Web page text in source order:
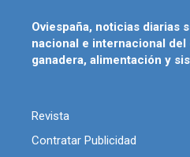
Oviespaña, noticias diarias
nacional e internacional
ganadera, alimentación y
Revista
Contratar Publicidad